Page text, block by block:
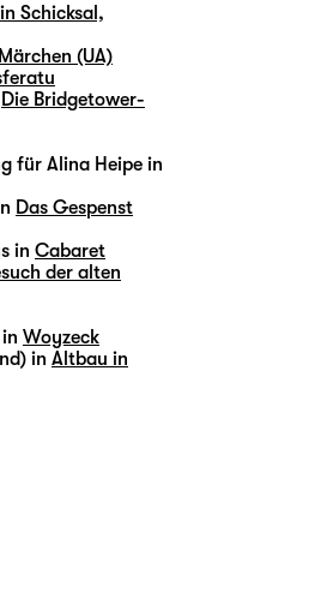
Schicksal,
(UA)
Die Bridgetower-
für Alina Heipe in
Das Gespenst
in Cabaret
der alten
Woyzeck
in Altbau in